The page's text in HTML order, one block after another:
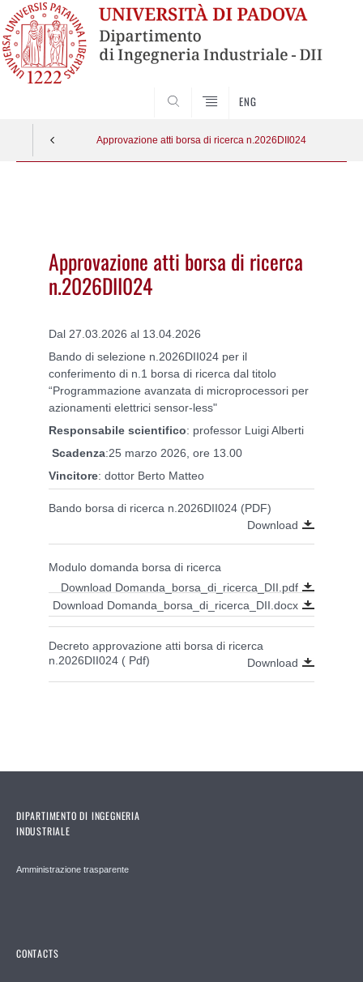
ENG
Approvazione atti borsa di ricerca n.2026DII024
Approvazione atti borsa di ricerca
n.2026DII024
Dal 27.03.2026 al 13.04.2026
Bando di selezione n.2026DII024 per il
conferimento di n.1 borsa di ricerca dal titolo
“Programmazione avanzata di microprocessori per
azionamenti elettrici sensor-less"
Responsabile scientifico: professor Luigi Alberti
Scadenza:25 marzo 2026, ore 13.00
Vincitore: dottor Berto Matteo
Bando borsa di ricerca n.2026DII024 (PDF)
Download
Modulo domanda borsa di ricerca
Download Domanda_borsa_di_ricerca_DII.pdf
Download Domanda_borsa_di_ricerca_DII.docx
Decreto approvazione atti borsa di ricerca
n.2026DII024 ( Pdf)
Download
DIPARTIMENTO DI INGEGNERIA
INDUSTRIALE
Amministrazione trasparente
CONTACTS